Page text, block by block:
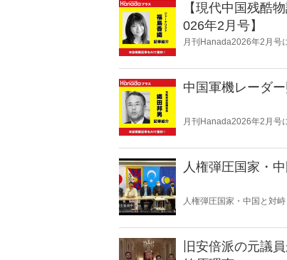
【現代中国残酷
026年2月号】
月刊Hanada2026年2月号
中国軍機レーダ
月刊Hanada2026年2月号
人権弾圧国家・
人権弾圧国家・中国と対
得るべき教訓とは何か。
旧安倍派の元議